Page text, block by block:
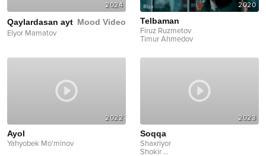
2024
Qaylardasan ayt Mood Video
Elyor Mamatov
2020
Telbaman
Firuz Ruzmetov
Timur Ahmedov
2022
Ayol
Yahyobek Mo'minov
2023
Soqqa
Shaxriyor
Shokir ...